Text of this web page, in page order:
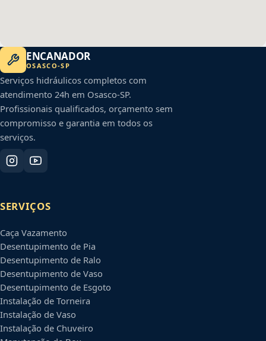
ENCANADOR
OSASCO-SP
Serviços hidráulicos completos com
atendimento 24h em Osasco-SP.
Profissionais qualificados, orçamento sem
compromisso e garantia em todos os
serviços.
SERVIÇOS
Caça Vazamento
Desentupimento de Pia
Desentupimento de Ralo
Desentupimento de Vaso
Desentupimento de Esgoto
Instalação de Torneira
Instalação de Vaso
Instalação de Chuveiro